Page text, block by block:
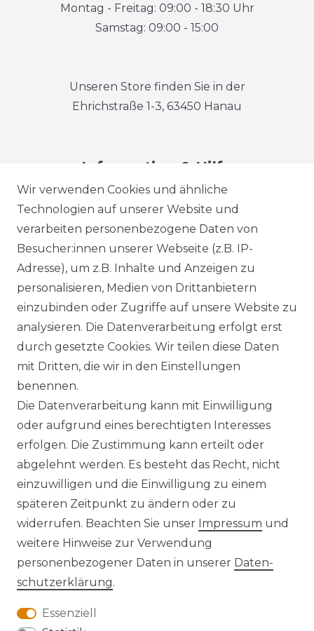
Wir verwenden Cookies und ähnliche
Technologien auf unserer Website und
verarbeiten personenbezogene Daten von
Besucher:innen unserer Webseite (z.B. IP-
Adresse), um z.B. Inhalte und Anzeigen zu
personalisieren, Medien von Drittanbietern
einzubinden oder Zugriffe auf unsere Website zu
analysieren. Die Datenverarbeitung erfolgt erst
durch gesetzte Cookies. Wir teilen diese Daten
mit Dritten, die wir in den Einstellungen
benennen.
Die Datenverarbeitung kann mit Einwilligung
oder aufgrund eines berechtigten Interesses
erfolgen. Die Zustimmung kann erteilt oder
abgelehnt werden. Es besteht das Recht, nicht
einzuwilligen und die Einwilligung zu einem
späteren Zeitpunkt zu ändern oder zu
widerrufen. Beachten Sie unser Impressum und
weitere Hinweise zur Verwendung
personenbezogener Daten in unserer Daten­
schutz­erklärung.
Essenziell
Montag - Freitag: 09:00 - 18:30 Uhr
Samstag: 09:00 - 15:00
Unseren Store finden Sie in der
Ehrichstraße 1-3, 63450 Hanau
Information & Hilfe
Impressum Daten­schutz­erklärung
AGB Barrierefreiheitserklärung
Widerrufs­recht
VERTRAG WIDERRUFEN Kontakt